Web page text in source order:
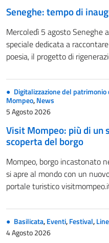
Seneghe: tempo di
Mercoledì 5 agosto Seneghe
speciale dedicata a
poesia, il progetto di
Digitalizzazione del
Mompeo,News
5 Agosto 2026
Visit Mompeo: più di un
scoperta del borgo
Mompeo, borgo incastonato
si apre al mondo con un
portale turistico
Basilicata,Eventi,Festival,
4 Agosto 2026